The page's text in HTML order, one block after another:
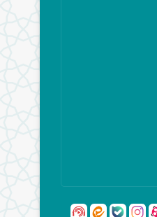
آپارات اینستاگرام
بله ایتا